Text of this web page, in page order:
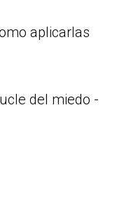
aplicarlas
del miedo -